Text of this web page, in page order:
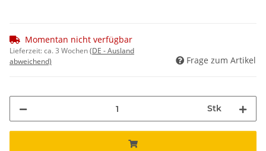
Momentan nicht verfügbar
Lieferzeit:ca. 3 Wochen(DE - Ausland
abweichend)
Frage zum Artikel
Stk